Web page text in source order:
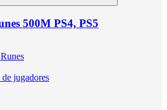
500M PS4, PS5
jugadores